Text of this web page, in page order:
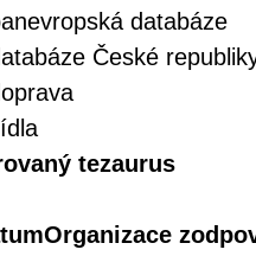
databáze
České
tezaurus
Organizace